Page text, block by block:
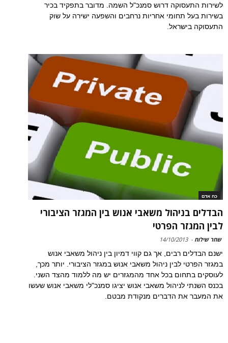
לשירות התעסוקה דרוש סמנכ"ל השמה. מדובר בתפקיד בכיר
בשירות בעל תחומי אחריות נרחבים והשפעה ישירה על שוק
התעסוקה בישראל.
כח אדם
הבדלים בניהול משאבי אנוש בין המגזר הציבורי
לבין המגזר הפרטי
שחר שילוח -
14/10/2013
ישנם הבדלים רבים, אך גם קווי דמיון בין ניהול משאבי אנוש
במגזר הפרטי לבין ניהול משאבי אנוש במגזר הציבורי. יותר מכך,
לעוסקים בתחום בכל אחד מהמגזרים יש מה ללמוד מהצד השני.
בכנס השנתי לניהול משאבי אנוש יציגו סמנכ"לי משאבי אנוש שעשו
את המעבר את הדברים מנקודת מבטם.